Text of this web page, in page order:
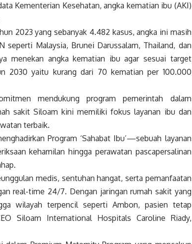
Kementerian Kesehatan, angka kematian ibu (AKI)
2023 yang sebanyak 4.482 kasus, angka ini masih
seperti Malaysia, Brunei Darussalam, Thailand, dan
menekan angka kematian ibu agar sesuai target
2030 yaitu kurang dari 70 kematian per 100.000
mendukung program pemerintah dalam
sakit Siloam kini memiliki fokus layanan ibu dan
terbaik.
Program ‘Sahabat Ibu’—sebuah layanan
kehamilan hingga perawatan pascapersalinan
medis, sentuhan hangat, serta pemanfaatan
real-time 24/7. Dengan jaringan rumah sakit yang
wilayah terpencil seperti Ambon, pasien tetap
Siloam International Hospitals Caroline Riady,